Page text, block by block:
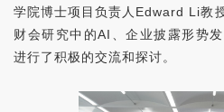
学院博士项目负责人 Edward Li教
财会研究中的AI
、企业披露形势
进行了积极的交流和探讨。